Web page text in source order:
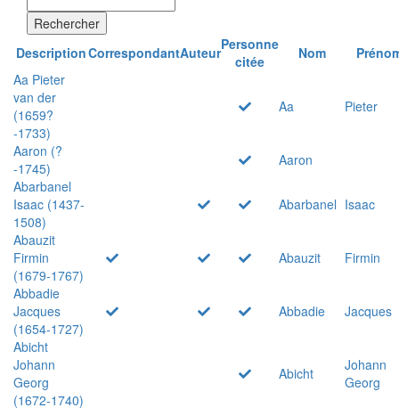
Rechercher
DescriptionCorrespondantAuteurPersonne
citée
Nom
Aa Pieter
van der
(1659?
-1733)
Aa Pieter
Aaron (?
-1745)
Aaron
Abarbanel
Isaac (1437-
1508)
Abarbanel Isaac
Abauzit
Firmin
(1679-1767)
Abauzit
Firmin
Abbadie
Jacques
(1654-1727)
Abbadie
Jacques
Abicht
Johann
Georg
(1672-1740)
Abicht
Johann
Georg